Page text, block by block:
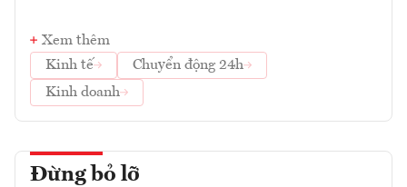
Xem thêm
Kinh tế
Chuyển động 24h
Kinh doanh
Đừng bỏ lỡ